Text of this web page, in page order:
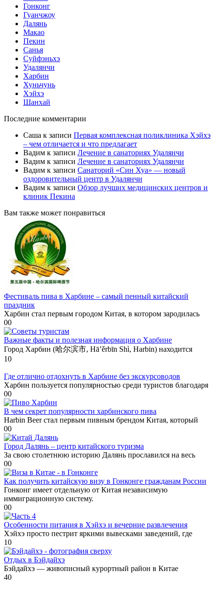
Гонконг
Гуанчжоу
Далянь
Макао
Пекин
Санья
Суйфэньхэ
Удалянчи
Харбин
Хуньчунь
Хэйхэ
Шанхай
Последние комментарии
Саша к записи Первая комплексная поликлиника Хэйхэ
– чем отличается и что предлагает
Вадим к записи Лечение в санаториях Удалянчи
Вадим к записи Лечение в санаториях Удалянчи
Вадим к записи Санаторий «Син Хуа» — новый
оздоровительный центр в Удалянчи
Вадим к записи Обзор лучших медицинских центров и
клиник Пекина
Вам также может понравиться
Фестиваль пива в Харбине – самый пенный китайский
праздник
Харбин стал первым городом Китая, в котором зародилась
00
Важные факты и полезная информация о Харбине
Город Харбин (哈尔滨市, Hā’ěrbīn Shì, Harbin) находится
10
Где отлично отдохнуть в Харбине без экскурсоводов
Харбин пользуется популярностью среди туристов благодаря
00
В чем секрет популярности харбинского пива
Harbin Beer стал первым пивным брендом Китая, который
00
Город Далянь – центр китайского туризма
За свою столетнюю историю Далянь прославился на весь
00
Как получить китайскую визу в Гонконге гражданам России
Гонконг имеет отдельную от Китая независимую
иммиграционную систему.
00
Особенности питания в Хэйхэ и вечерние развлечения
Хэйхэ просто пестрит яркими вывесками заведений, где
10
Отдых в Бэйдайхэ
Бэйдайхэ — живописный курортный район в Китае
40